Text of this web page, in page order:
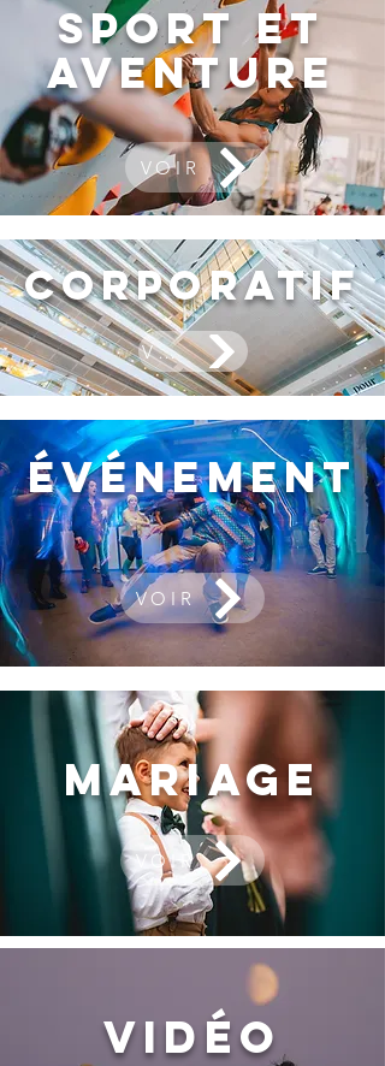
Sport et
aventure
VOIR
Corporatif
VOIR
Événement
VOIR
MARIAGE
VOIR
Vidéo